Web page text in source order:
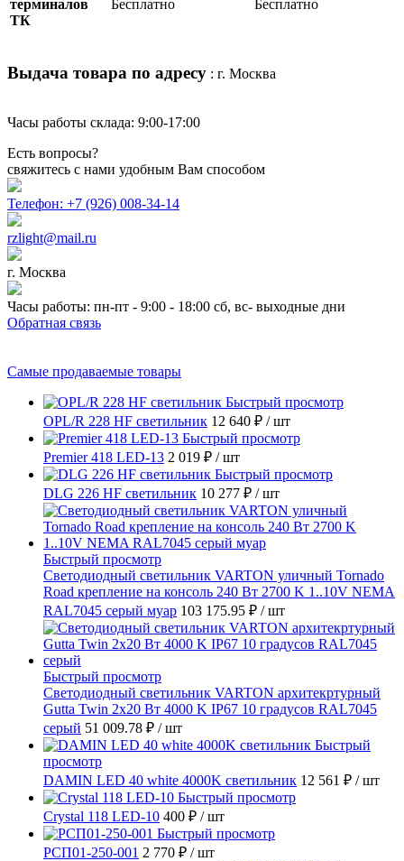
терминалов
ТК
Бесплатно Бесплатно
Выдача товара по адресу : г. Москва
Часы работы склада: 9:00-17:00
Есть вопросы?
свяжитесь с нами удобным Вам способом
Телефон: +7 (926) 008-34-14
rzlight@mail.ru
г. Москва
Часы работы: пн-пт - 9:00 - 18:00 сб, вс- выходные дни
Обратная связь
Самые продаваемые товары
Быстрый просмотр
OPL/R 228 HF светильник 12 640 ₽ / шт
Быстрый просмотр
Premier 418 LED-13 2 019 ₽ / шт
Быстрый просмотр
DLG 226 HF светильник 10 277 ₽ / шт
Быстрый просмотр
Светодиодный светильник VARTON уличный Tornado
Road крепление на консоль 240 Вт 2700 K 1..10V NEMA
RAL7045 серый муар 103 175.95 ₽ / шт
Быстрый просмотр
Светодиодный светильник VARTON архитекртурный
Gutta Twin 2x20 Вт 4000 K IP67 10 градусов RAL7045
серый 51 009.78 ₽ / шт
Быстрый
просмотр
DAMIN LED 40 white 4000K светильник 12 561 ₽ / шт
Быстрый просмотр
Crystal 118 LED-10 400 ₽ / шт
Быстрый просмотр
РСП01-250-001 2 770 ₽ / шт